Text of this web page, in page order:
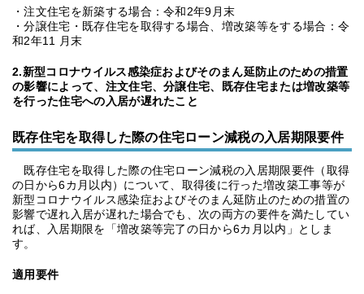
・注文住宅を新築する場合：令和2年9月末
・分譲住宅・既存住宅を取得する場合、増改築等をする場合：令
和2年11 月末
2.新型コロナウイルス感染症およびそのまん延防止のための措置
の影響によって、注文住宅、分譲住宅、既存住宅または増改築等
を行った住宅への入居が遅れたこと
既存住宅を取得した際の住宅ローン減税の入居期限要件
既存住宅を取得した際の住宅ローン減税の入居期限要件（取得
の日から6カ月以内）について、取得後に行った増改築工事等が
新型コロナウイルス感染症およびそのまん延防止のための措置の
影響で遅れ入居が遅れた場合でも、次の両方の要件を満たしてい
れば、入居期限を「増改築等完了の日から6カ月以内」としま
す。
適用要件